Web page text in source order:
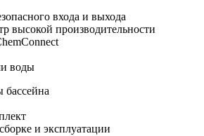
входа и выхода
высокой производительности
воды
бассейна
и эксплуатации